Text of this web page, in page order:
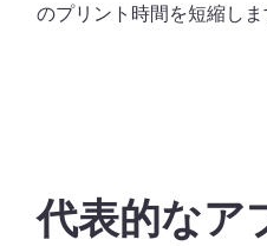
のプリント時間を短縮しま
代表的なア